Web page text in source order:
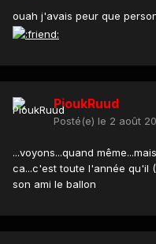
ouah j'avais peur que
PioukRuud
Posté(e) le 2 août
...voyons...quand
ca...c'est toute l'année qu'il
son ami le ballon